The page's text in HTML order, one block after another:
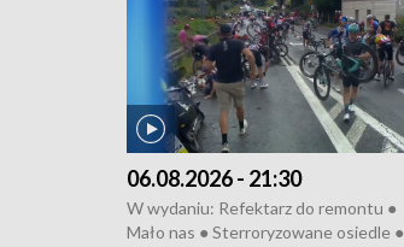
06.08.2026 - 21:30
W wydaniu: Refektarz do remontu ●
Mało nas ● Sterroryzowane osiedle ●